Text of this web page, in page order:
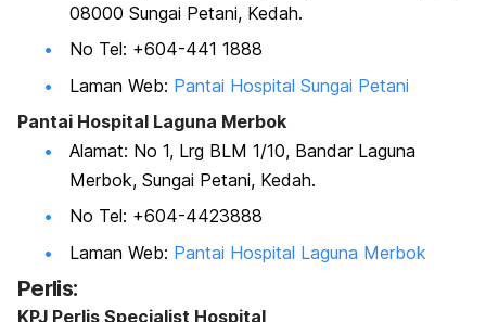
08000 Sungai Petani, Kedah.
No Tel: +604-441 1888
Laman Web: Pantai Hospital Sungai Petani
Pantai Hospital Laguna Merbok
Alamat: No 1, Lrg BLM 1/10, Bandar Laguna
Merbok, Sungai Petani, Kedah.
No Tel: +604-4423888
Laman Web: Pantai Hospital Laguna Merbok
Perlis:
KPJ Perlis Specialist Hospital